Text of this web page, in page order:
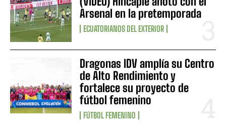
Arsenal en la pretemporada
ECUATORIANOS DEL EXTERIOR
Dragonas IDV amplía su Centro
de Alto Rendimiento y
fortalece su proyecto de
fútbol femenino
FÚTBOL FEMENINO